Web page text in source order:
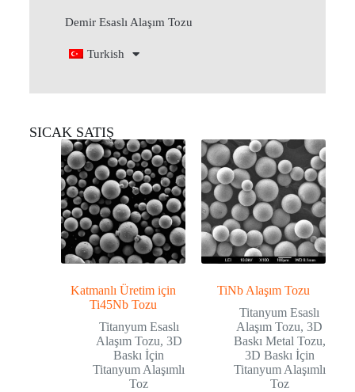
Demir Esaslı Alaşım Tozu
Turkish
SICAK SATIŞ
Katmanlı Üretim için
Ti45Nb Tozu
Titanyum Esaslı
Alaşım Tozu, 3D
Baskı İçin
Titanyum Alaşımlı
Toz
TiNb Alaşım Tozu
Titanyum Esaslı
Alaşım Tozu,3D
Baskı Metal Tozu,
3D Baskı İçin
Titanyum Alaşımlı
Toz